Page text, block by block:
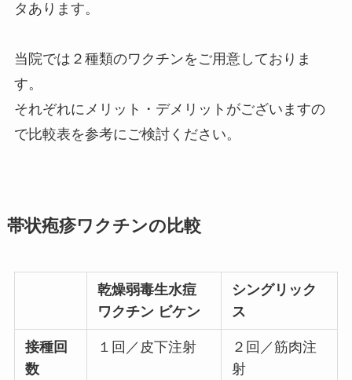
タあります。
当院では２種類のワクチンをご用意しておりま
す。
それぞれにメリット・デメリットがございますの
で比較表を参考にご検討ください。
帯状疱疹ワクチンの比較
乾燥弱毒生水痘
ワクチン ビケン
シングリック
ス
接種回
数
１回／皮下注射
２回／筋肉注
射